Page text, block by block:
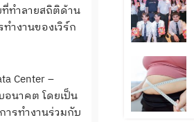
ที่ทำลายสถิติด้าน
ำงานของเวิร์ก
Center –
อนาคต โดยเป็น
ารทำงานร่วมกับ